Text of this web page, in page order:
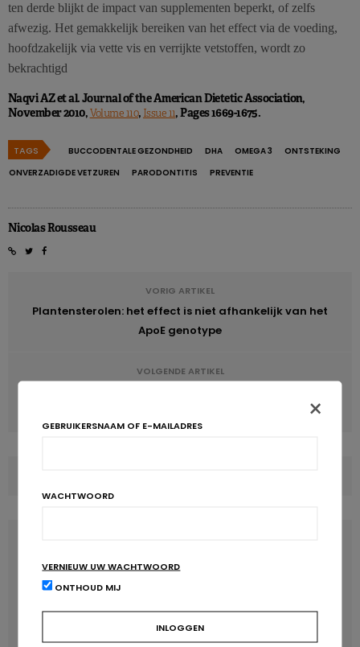
ten derde blijkt de impact van supplementen beperkt, of zelfs
afwezig. Het gemakkelijk bereiken van het effect via de voeding,
hoofdzakelijk via vette vis en verrijkte vetstoffen, wordt zo
bekrachtigd
Naqvi AZ et al. Journal of the American Dietetic Association,
November 2010,Volume 110, Issue 11, Pages 1669-1675.
TAGS BUCCODENTALE GEZONDHEID DHA OMEGA 3
ONTSTEKING
ONVERZADIGDE VETZUREN
PARODONTITIS PREVENTIE
Nicolas Rousseau
VORIG ARTIKEL
Plantensterolen: het effect is niet afhankelijk van het
ApoE genotype
VOLGENDE ARTIKEL
×
GEBRUIKERSNAAM OF E-MAILADRES
WACHTWOORD
VERNIEUW UW WACHTWOORD
ONTHOUD MIJ